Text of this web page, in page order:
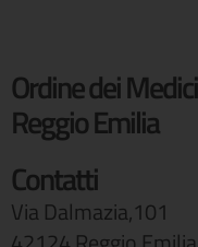
Ordine dei
Reggio Emilia
Contatti
Via Dalmazia,101